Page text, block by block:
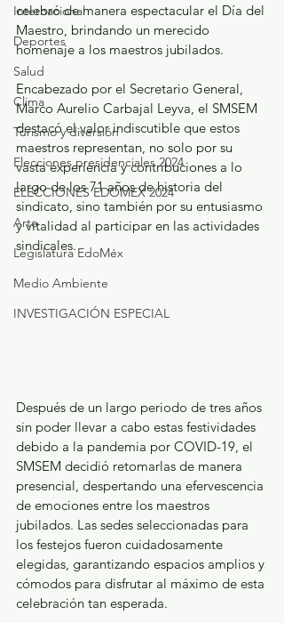
Internacional
Deportes
Salud
Clima
Turismo y diversión
Elecciones presidenciales 2024
ELECCIONES EDOMEX 2024
Arte
Legislatura EdoMéx
Medio Ambiente
INVESTIGACIÓN ESPECIAL
celebró de manera espectacular el Día del
Maestro, brindando un merecido
homenaje a los maestros jubilados.
Encabezado por el Secretario General,
Marco Aurelio Carbajal Leyva, el SMSEM
destacó el valor indiscutible que estos
maestros representan, no solo por su
vasta experiencia y contribuciones a lo
largo de los 71 años de historia del
sindicato, sino también por su entusiasmo
y vitalidad al participar en las actividades
sindicales.
Después de un largo periodo de tres años
sin poder llevar a cabo estas festividades
debido a la pandemia por COVID-19, el
SMSEM decidió retomarlas de manera
presencial, despertando una efervescencia
de emociones entre los maestros
jubilados. Las sedes seleccionadas para
los festejos fueron cuidadosamente
elegidas, garantizando espacios amplios y
cómodos para disfrutar al máximo de esta
celebración tan esperada.